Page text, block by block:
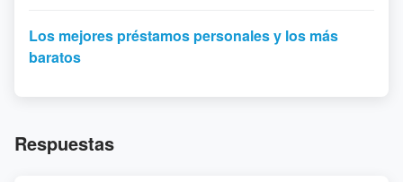
Los mejores préstamos personales y los más
baratos
Respuestas